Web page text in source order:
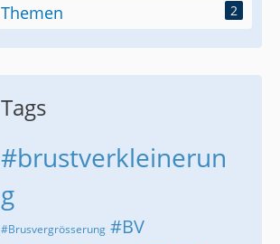
Themen 2
Tags
#brustverkleinerun
g
#Brusvergrösserung #BV